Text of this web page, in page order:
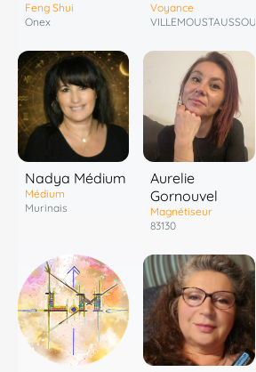
Feng Shui
Onex
Voyance
VILLEMOUSTAUSSOU
Nadya Médium
Médium
Murinais
Aurelie
Gornouvel
Magnétiseur
83130